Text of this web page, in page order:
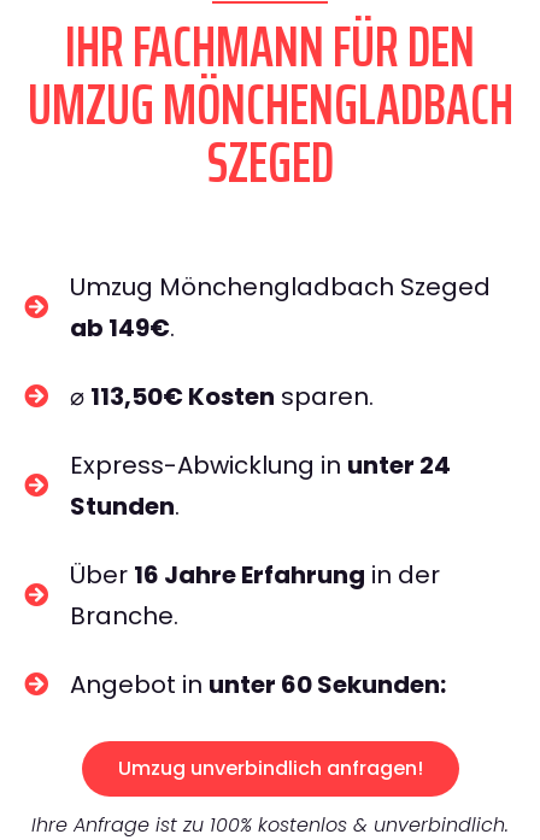
IHR FACHMANN FÜR DEN
UMZUG MÖNCHENGLADBACH
SZEGED
Umzug Mönchengladbach Szeged
ab 149€.
⌀ 113,50€ Kosten sparen.
Express-Abwicklung in unter 24
Stunden.
Über 16 Jahre Erfahrung in der
Branche.
Angebot in unter 60 Sekunden:
Umzug unverbindlich anfragen!
Ihre Anfrage ist zu 100% kostenlos & unverbindlich.